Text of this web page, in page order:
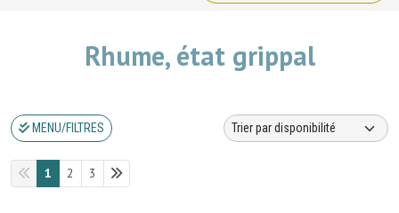
Rhume, état grippal
MENU/FILTRES
1 2 3